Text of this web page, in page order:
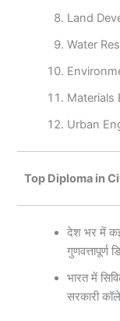
Land
Water
Materials
Urban
Top Diploma in
देश भर में कई
गुणवत्तापूर्ण
भारत में
सरकारी